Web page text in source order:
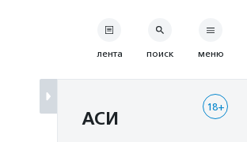
лента поиск меню
18+
АСИ